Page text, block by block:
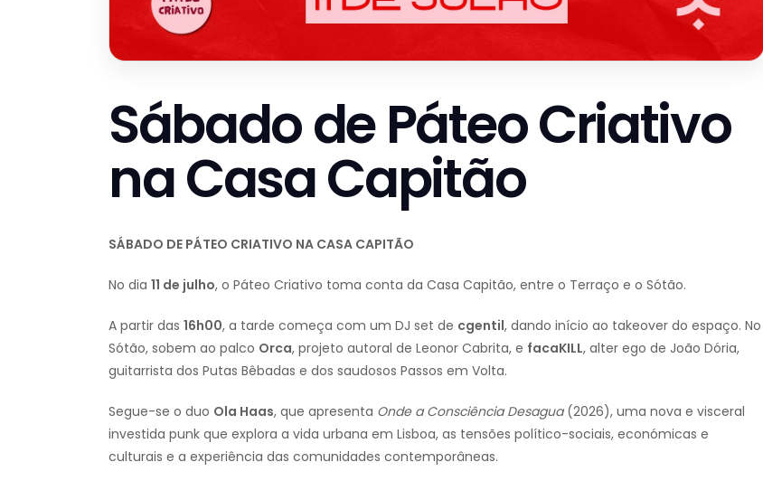
Sábado de Páteo Criativo
na Casa Capitão
SÁBADO DE PÁTEO CRIATIVO NA CASA CAPITÃO
No dia 11 de julho, o Páteo Criativo toma conta da Casa Capitão, entre o Terraço e o Sótão.
A partir das 16h00, a tarde começa com um DJ set de cgentil, dando início ao takeover do espaço. No
Sótão, sobem ao palco Orca, projeto autoral de Leonor Cabrita, e facaKILL, alter ego de João Dória,
guitarrista dos Putas Bêbadas e dos saudosos Passos em Volta.
Segue-se o duo Ola Haas, que apresenta Onde a Consciência Desagua(2026), uma nova e visceral
investida punk que explora a vida urbana em Lisboa, as tensões político-sociais, económicas e
culturais e a experiência das comunidades contemporâneas.